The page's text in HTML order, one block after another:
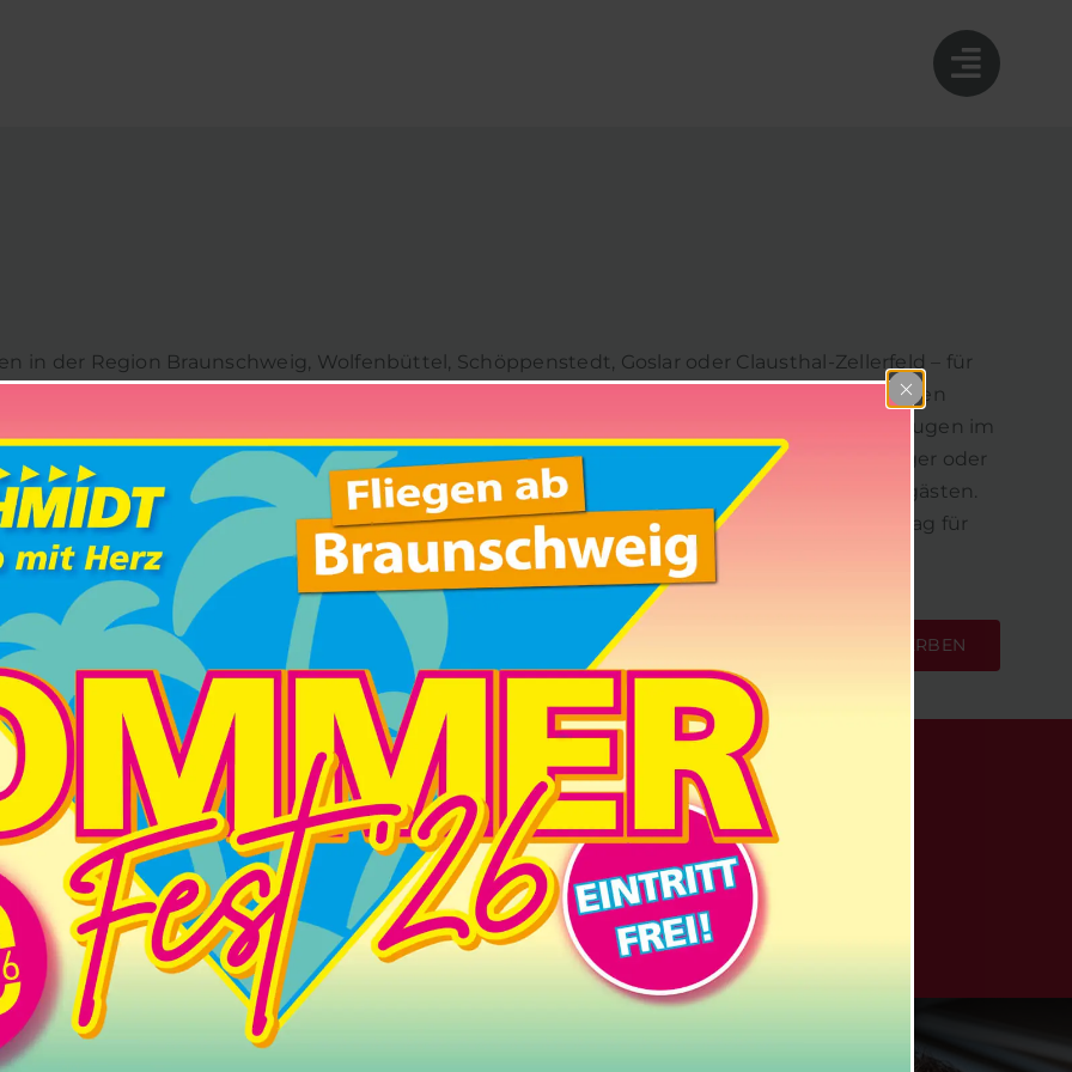
in der Region Braunschweig, Wolfenbüttel, Schöppenstedt, Goslar oder Clausthal-Zellerfeld – für
mehr als nur ein Job, sondern echte Heimatverbundenheit. Als einer der größten regionalen
mit mehr als über 250 Mitarbeitern und einem Fuhrparkbestand von mehr als 90 Fahrzeugen im
bieten wir Dir einen sicheren Arbeitsplatz mit Perspektive. Ob Einsteiger oder
Fahrer – wir suchen Menschen mit Herz, Verlässlichkeit und Freude am Umgang mit Fahrgästen.
starken Teams hast Du die Möglichkeit, die Mobilität in Deiner Region mitzugestalten – Tag für
JETZT ONLINE BEWERBEN
AUS DER PRAXIS
Wir suchen Dich!